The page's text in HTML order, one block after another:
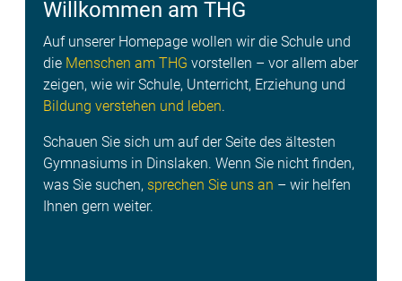
Willkommen am THG
Auf unserer Homepage wollen wir die Schule und
die Menschen am THG vorstellen – vor allem aber
zeigen, wie wir Schule, Unterricht, Erziehung und
Bildung verstehen und leben.
Schauen Sie sich um auf der Seite des ältesten
Gymnasiums in Dinslaken. Wenn Sie nicht finden,
was Sie suchen, sprechen Sie uns an – wir helfen
Ihnen gern weiter.